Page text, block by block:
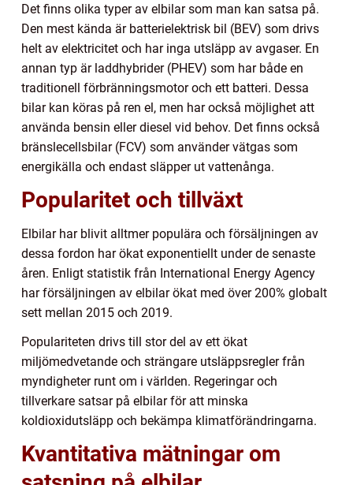
Det finns olika typer av elbilar som man kan satsa på.
Den mest kända är batterielektrisk bil (BEV) som drivs
helt av elektricitet och har inga utsläpp av avgaser. En
annan typ är laddhybrider (PHEV) som har både en
traditionell förbränningsmotor och ett batteri. Dessa
bilar kan köras på ren el, men har också möjlighet att
använda bensin eller diesel vid behov. Det finns också
bränslecellsbilar (FCV) som använder vätgas som
energikälla och endast släpper ut vattenånga.
Popularitet och tillväxt
Elbilar har blivit alltmer populära och försäljningen av
dessa fordon har ökat exponentiellt under de senaste
åren. Enligt statistik från International Energy Agency
har försäljningen av elbilar ökat med över 200% globalt
sett mellan 2015 och 2019.
Populariteten drivs till stor del av ett ökat
miljömedvetande och strängare utsläppsregler från
myndigheter runt om i världen. Regeringar och
tillverkare satsar på elbilar för att minska
koldioxidutsläpp och bekämpa klimatförändringarna.
Kvantitativa mätningar om